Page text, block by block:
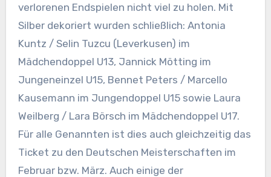
verlorenen Endspielen nicht viel zu holen. Mit
Silber dekoriert wurden schließlich: Antonia
Kuntz / Selin Tuzcu (Leverkusen) im
Mädchendoppel U13, Jannick Mötting im
Jungeneinzel U15, Bennet Peters / Marcello
Kausemann im Jungendoppel U15 sowie Laura
Weilberg / Lara Börsch im Mädchendoppel U17.
Für alle Genannten ist dies auch gleichzeitig das
Ticket zu den Deutschen Meisterschaften im
Februar bzw. März. Auch einige der